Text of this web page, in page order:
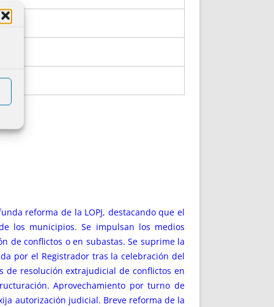
reforma de la LOPJ, destacando que el
los municipios. Se impulsan los medios
de conflictos o en subastas. Se suprime la
por el Registrador tras la celebración del
de resolución extrajudicial de conflictos en
Aprovechamiento por turno de
autorización judicial. Breve reforma de la